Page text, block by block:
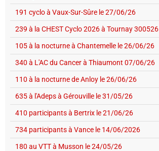
191 cyclo à Vaux-Sur-Sûre le 27/06/26
239 à la CHEST Cyclo 2026 à Tournay 300526
105 à la nocturne à Chantemelle le 26/06/26
340 à L'AC du Cancer à Thiaumont 07/06/26
110 à la nocturne de Anloy le 26/06/26
635 à l'Adeps à Gérouville le 31/05/26
410 participants à Bertrix le 21/06/26
734 participants à Vance le 14/06/2026
180 au VTT à Musson le 24/05/26